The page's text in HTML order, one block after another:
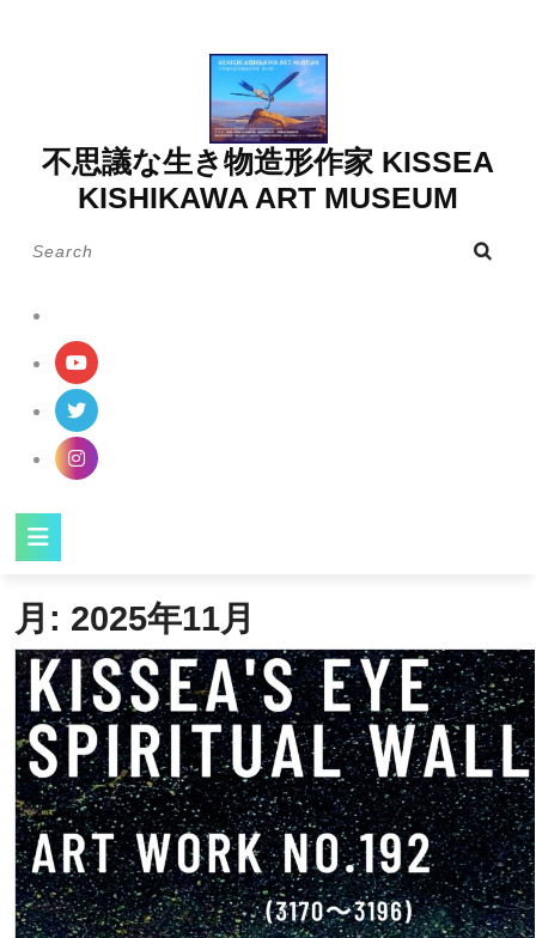
不思議な生き物造形作家 KISSEA
KISHIKAWA ART MUSEUM
月: 2025年11月